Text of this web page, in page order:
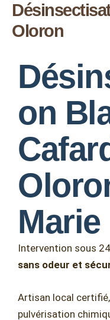
Aller
Oloron
on
Marie
Intervention sous
sans odeur et
Artisan local
pulvérisation